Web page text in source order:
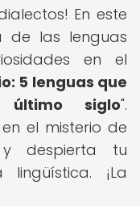
En este
de las lenguas
en el
5 lenguas que
último siglo".
el misterio de
despierta tu
¡La